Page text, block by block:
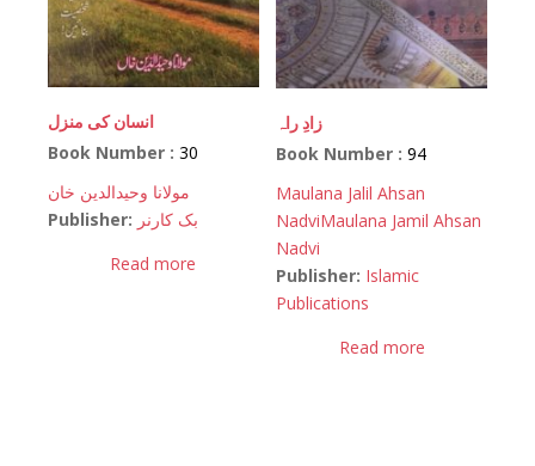
انسان کی منزل
Book Number : 30
مولانا وحیدالدین خان
Publisher: بک کارنر
Read more
زادِ راہ
Book Number :94
Maulana Jalil Ahsan
NadviMaulana Jamil Ahsan
Nadvi
Publisher: Islamic
Publications
Read more